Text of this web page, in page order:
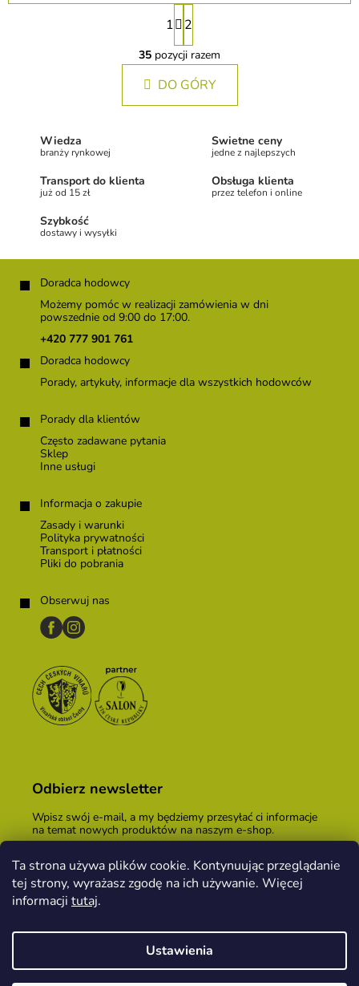
Ta strona używa plików cookie. Kontynuując przeglądanie
tej strony, wyrażasz zgodę na ich używanie. Więcej
informacji tutaj.
Ustawienia
K
o
n
t
r
P
a
g
i
n
a
1 2
35 pozycji razem
DO GÓRY
Wiedza
branży rynkowej
Świetne ceny
jedne z najlepszych
Transport do klienta
już od 15 zł
Obsługa klienta
przez telefon i online
Szybkość
dostawy i wysyłki
Doradca hodowcy
Możemy pomóc w realizacji zamówienia w dni
powszednie od 9:00 do 17:00.
+420 777 901 761
Doradca hodowcy
Porady, artykuły, informacje dla wszystkich hodowców
Porady dla klientów
Często zadawane pytania
Sklep
Inne usługi
Informacja o zakupie
Zasady i warunki
Polityka prywatności
Transport i płatności
Pliki do pobrania
Obserwuj nas
Odbierz newsletter
Wpisz swój e-mail, a my będziemy przesyłać ci informacje
na temat nowych produktów na naszym e-shop.
Podając adres e-mail, zgadzasz się zwarunkami
handlowymi
ZALOGUJ SIĘ